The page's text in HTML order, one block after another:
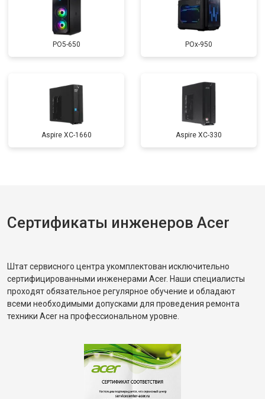
PO5-650 POx-950
Aspire XC-1660 Aspire XC-330
Сертификаты инженеров Acer
Штат сервисного центра укомплектован исключительно
сертифицированными инженерами Acer. Наши специалисты
проходят обязательное регулярное обучение и обладают
всеми необходимыми допусками для проведения ремонта
техники Acer на профессиональном уровне.